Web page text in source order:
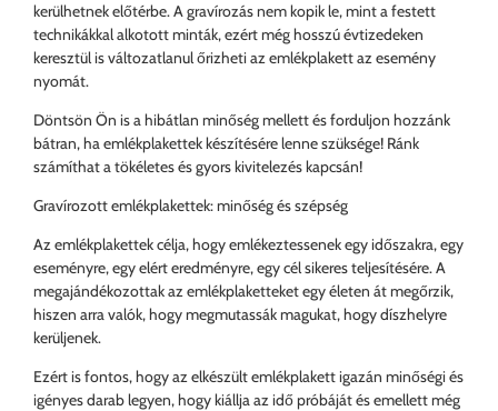
kerülhetnek előtérbe. A gravírozás nem kopik le, mint a festett
technikákkal alkotott minták, ezért még hosszú évtizedeken
keresztül is változatlanul őrizheti az emlékplakett az esemény
nyomát.
Döntsön Ön is a hibátlan minőség mellett és forduljon hozzánk
bátran, ha emlékplakettek készítésére lenne szüksége! Ránk
számíthat a tökéletes és gyors kivitelezés kapcsán!
Gravírozott emlékplakettek: minőség és szépség
Az emlékplakettek célja, hogy emlékeztessenek egy időszakra, egy
eseményre, egy elért eredményre, egy cél sikeres teljesítésére. A
megajándékozottak az emlékplaketteket egy életen át megőrzik,
hiszen arra valók, hogy megmutassák magukat, hogy díszhelyre
kerüljenek.
Ezért is fontos, hogy az elkészült emlékplakett igazán minőségi és
igényes darab legyen, hogy kiállja az idő próbáját és emellett még